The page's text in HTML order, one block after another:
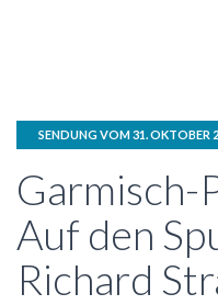
SENDUNG VOM 31. OKTOBER
Garmisch-
Auf den
Richard